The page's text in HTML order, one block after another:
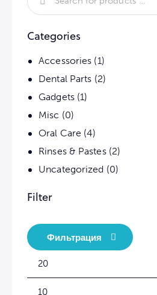
Categories
Accessories (1)
Dental Parts (2)
Gadgets (1)
Misc (0)
Oral Care (4)
Rinses & Pastes (2)
Uncategorized (0)
Filter
Фильтрация